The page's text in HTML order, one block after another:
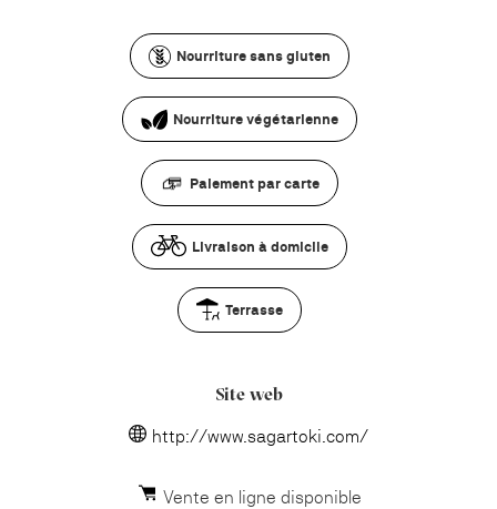
Nourriture sans gluten
Nourriture végétarienne
Paiement par carte
Livraison à domicile
Terrasse
Site web
http://www.sagartoki.com/
Vente en ligne disponible